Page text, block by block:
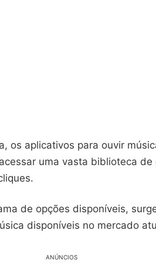
os aplicativos para ouvir
uma vasta biblioteca de
de opções disponíveis,
disponíveis no mercado
ANÚNCIOS